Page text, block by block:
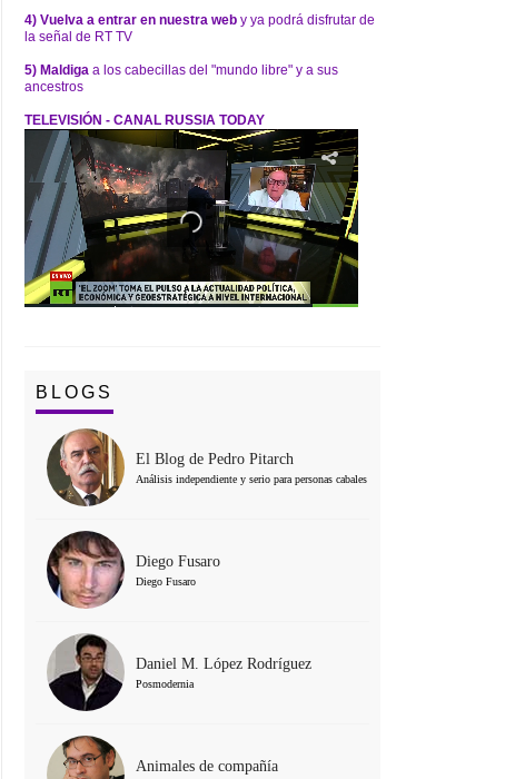
4) Vuelva a entrar en nuestra web y ya podrá disfrutar de
la señal de RT TV
5) Maldiga a los cabecillas del "mundo libre" y a sus
ancestros
TELEVISIÓN - CANAL RUSSIA TODAY
BLOGS
El Blog de Pedro Pitarch
Análisis independiente y serio para personas cabales
Diego Fusaro
Diego Fusaro
Daniel M. López Rodríguez
Posmodernia
Animales de compañía